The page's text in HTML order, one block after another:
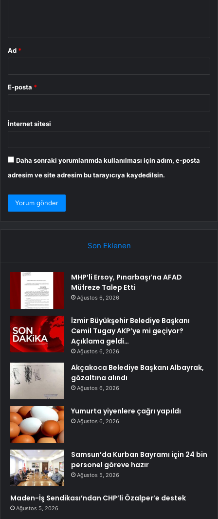
Ad *
E-posta *
İnternet sitesi
Daha sonraki yorumlarımda kullanılması için adım, e-posta
adresim ve site adresim bu tarayıcıya kaydedilsin.
Son Eklenen
MHP’li Ersoy, Pınarbaşı’na AFAD
Müfreze Talep Etti
Ağustos 6, 2026
İzmir Büyükşehir Belediye Başkanı
Cemil Tugay AKP’ye mi geçiyor?
Açıklama geldi…
Ağustos 6, 2026
Akçakoca Belediye Başkanı Albayrak,
gözaltına alındı
Ağustos 6, 2026
Yumurta yiyenlere çağrı yapıldı
Ağustos 6, 2026
Samsun’da Kurban Bayramı için 24 bin
personel göreve hazır
Ağustos 5, 2026
Maden-İş Sendikası’ndan CHP’li Özalper’e destek
Ağustos 5, 2026